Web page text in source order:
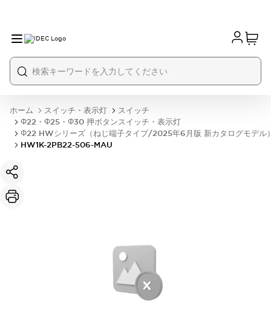
ホーム スイッチ・表示灯
スイッチ
Φ22・Φ25・Φ30 押ボタンスイッチ・表示灯
Φ22 HWシリーズ（ねじ端子タイプ/2025年6月版 新カタログモデル
HW1K-2PB22-506-MAU